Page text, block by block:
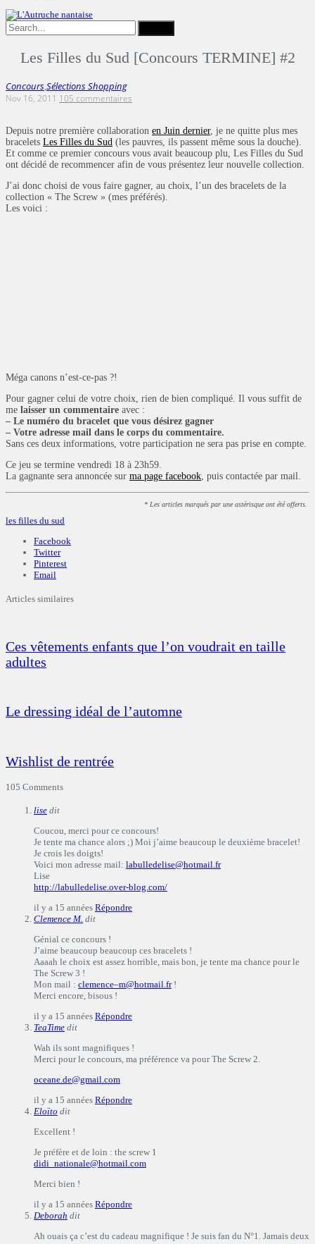
Les Filles du Sud [Concours TERMINE] #2
Concours,Sélections Shopping
Nov 16, 2011 105 commentaires
Depuis notre première collaboration en Juin dernier, je ne quitte plus mes
bracelets Les Filles du Sud (les pauvres, ils passent même sous la douche).
Et comme ce premier concours vous avait beaucoup plu, Les Filles du Sud
ont décidé de recommencer afin de vous présentez leur nouvelle collection.
J’ai donc choisi de vous faire gagner, au choix, l’un des bracelets de la
collection « The Screw » (mes préférés).
Les voici :
Méga canons n’est-ce-pas ?!
Pour gagner celui de votre choix, rien de bien compliqué. Il vous suffit de
me laisser un commentaire avec :
– Le numéro du bracelet que vous désirez gagner
– Votre adresse mail dans le corps du commentaire.
Sans ces deux informations, votre participation ne sera pas prise en compte.
Ce jeu se termine vendredi 18 à 23h59.
La gagnante sera annoncée sur ma page facebook, puis contactée par mail.
* Les articles marqués par une astérisque ont été offerts.
les filles du sud
Facebook
Twitter
Pinterest
Email
Articles similaires
Ces vêtements enfants que l’on voudrait en taille
adultes
Le dressing idéal de l’automne
Wishlist de rentrée
105 Comments
lise dit
Coucou, merci pour ce concours!
Je tente ma chance alors ;) Moi j’aime beaucoup le deuxième bracelet!
Je crois les doigts!
Voici mon adresse mail: labulledelise@hotmail.fr
Lise
http://labulledelise.over-blog.com/
il y a 15 années Répondre
Clemence M. dit
Génial ce concours !
J’aime beaucoup beaucoup ces bracelets !
Aaaah le choix est assez horrible, mais bon, je tente ma chance pour le
The Screw 3 !
Mon mail : clemence–m@hotmail.fr!
Merci encore, bisous !
il y a 15 années Répondre
TeaTime dit
Wah ils sont magnifiques !
Merci pour le concours, ma préférence va pour The Screw 2.
oceane.de@gmail.com
il y a 15 années Répondre
Eloïto dit
Excellent !
Je préfère et de loin : the screw 1
didi_nationale@hotmail.com
Merci bien !
il y a 15 années Répondre
Deborah dit
Ah ouais ça c’est du cadeau magnifique ! Je suis fan du N°1. Jamais deux